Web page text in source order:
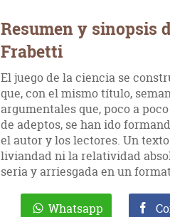
Resumen y sinopsis
Frabetti
El juego de la ciencia se
que, con el mismo título,
argumentales que, poco a
de adeptos, se han ido
el autor y los lectores. Un
liviandad ni la relatividad
seria y arriesgada en un
Whatsapp